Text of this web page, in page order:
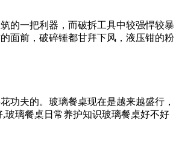
的一把利器，而破拆工具中较强悍较暴
面前，破碎锤都甘拜下风，液压钳的粉
功夫的。玻璃餐桌现在是越来越盛行，
璃餐桌日常养护知识玻璃餐桌好不好